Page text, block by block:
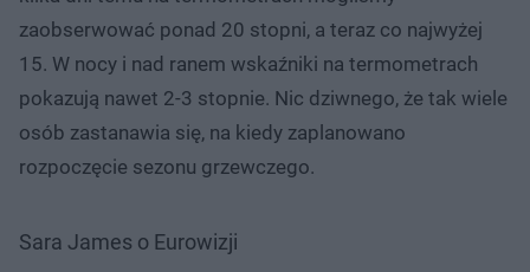
zaobserwować ponad 20 stopni, a teraz co najwyżej
15. W nocy i nad ranem wskaźniki na termometrach
pokazują nawet 2-3 stopnie. Nic dziwnego, że tak wiele
osób zastanawia się, na kiedy zaplanowano
rozpoczęcie sezonu grzewczego.
Sara James o Eurowizji